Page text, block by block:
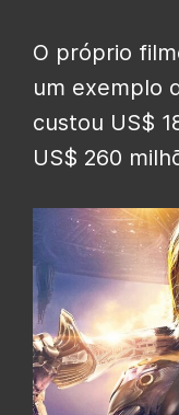
O próprio
um exemplo
custou US$
US$ 260